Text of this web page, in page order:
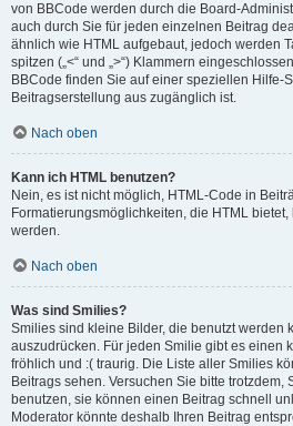
von BBCode werden durch die Board-
auch durch Sie für jeden einzelnen Beitrag
ähnlich wie HTML aufgebaut, jedoch werden
spitzen („<“ und „>“) Klammern
BBCode finden Sie auf einer speziellen Hilfe-
Beitragserstellung aus zugänglich ist.
Nach oben
Kann ich HTML benutzen?
Nein, es ist nicht möglich, HTML-Code in
Formatierungsmöglichkeiten, die HTML
werden.
Nach oben
Was sind Smilies?
Smilies sind kleine Bilder, die benutzt werden
auszudrücken. Für jeden Smilie gibt es einen
fröhlich und :( traurig. Die Liste aller Smilies
Beitrags sehen. Versuchen Sie bitte trotzdem,
benutzen, sie können einen Beitrag schnell
Moderator könnte deshalb Ihren Beitrag